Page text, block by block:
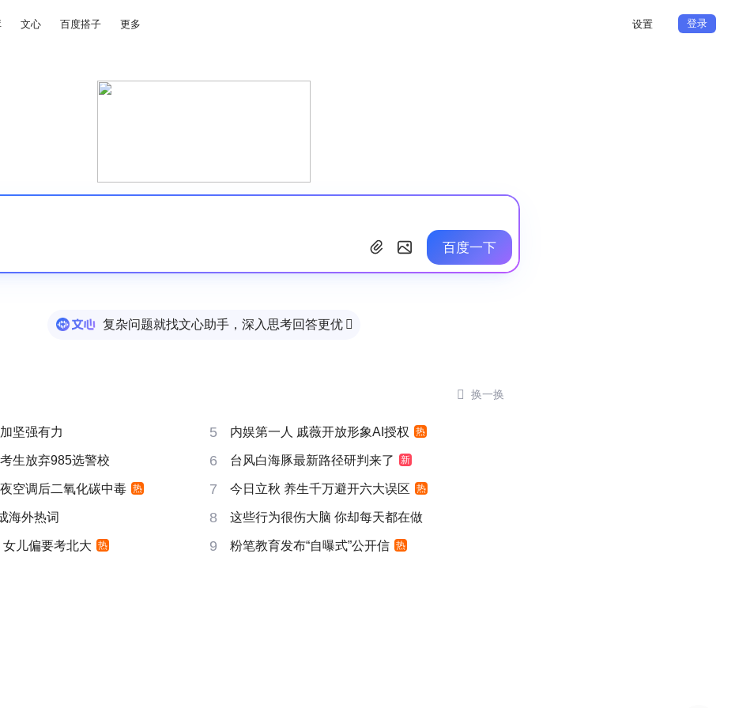
文心 百度搭子 更多 设置 登录
百度一下
复杂问题就找文心助手，深入思考回答更优 
 换一换
坚强有力 5 内娱第一人 戚薇开放形象AI授权 热
生放弃985选警校 6 台风白海豚最新路径研判来了 新
空调后二氧化碳中毒 热 7 今日立秋 养生千万避开六大误区 热
海外热词 8 这些行为很伤大脑 你却每天都在做
儿偏要考北大 热 9 粉笔教育发布“自曝式”公开信 热